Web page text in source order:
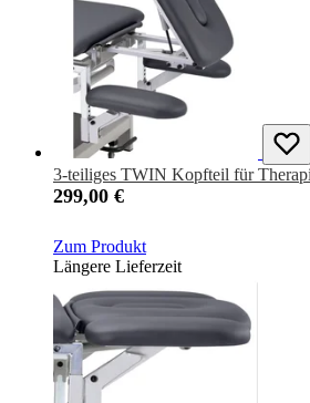
3-teiliges TWIN Kopfteil für
299,00 €
Zum Produkt
Längere Lieferzeit